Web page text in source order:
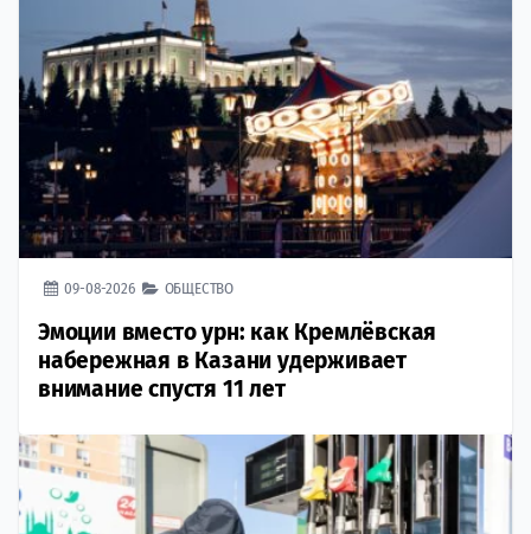
09-08-2026 ОБЩЕСТВО
Эмоции вместо урн: как Кремлёвская
набережная в Казани удерживает
внимание спустя 11 лет